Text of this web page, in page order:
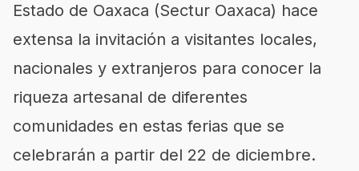
Estado de Oaxaca (Sectur Oaxaca) hace
extensa la invitación a visitantes locales,
nacionales y extranjeros para conocer la
riqueza artesanal de diferentes
comunidades en estas ferias que se
celebrarán a partir del 22 de diciembre.